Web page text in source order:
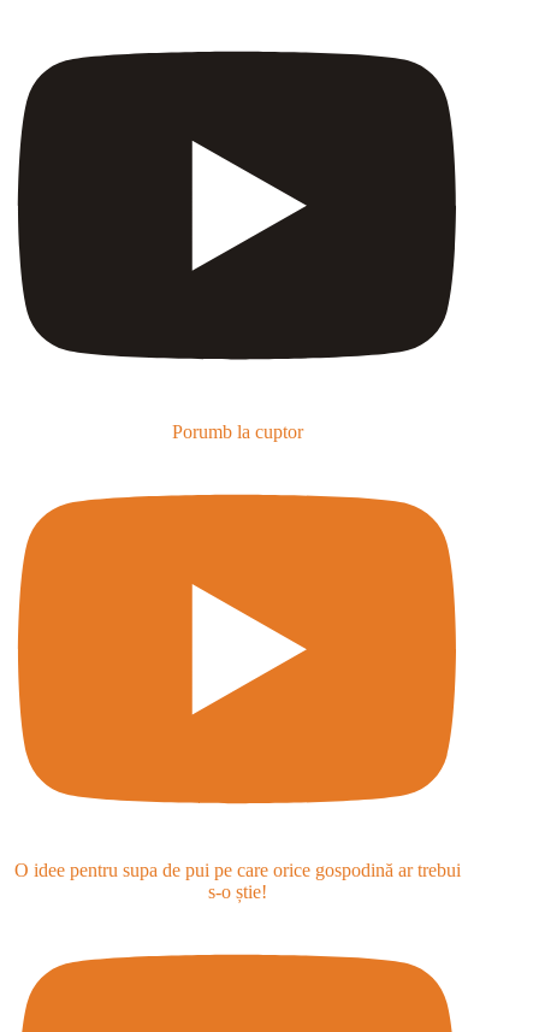
Porumb la cuptor
O idee pentru supa de pui pe care orice gospodină ar trebui
s-o știe!